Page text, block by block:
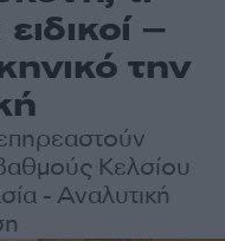
–
την
Κελσίου
- Αναλυτική